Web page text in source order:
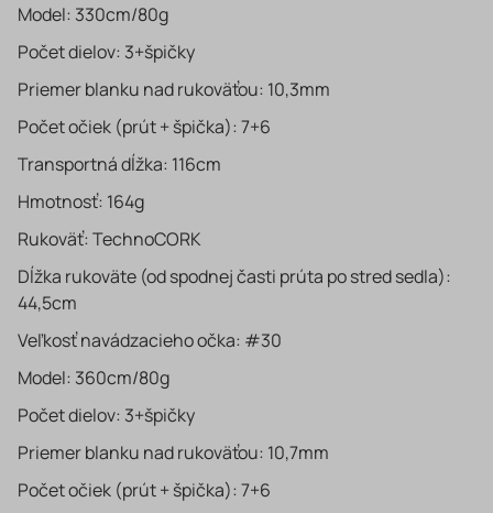
Model: 330cm/80g
Počet dielov: 3+špičky
Priemer blanku nad rukoväťou: 10,3mm
Počet očiek (prút + špička): 7+6
Transportná dĺžka: 116cm
Hmotnosť: 164g
Rukoväť: TechnoCORK
Dĺžka rukoväte (od spodnej časti prúta po stred sedla):
44,5cm
Veľkosť navádzacieho očka: #30
Model: 360cm/80g
Počet dielov: 3+špičky
Priemer blanku nad rukoväťou: 10,7mm
Počet očiek (prút + špička): 7+6